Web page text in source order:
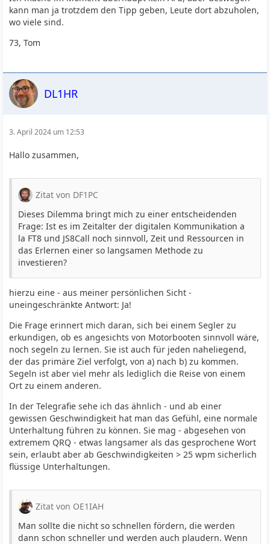
kann man ja trotzdem den Tipp geben, Leute dort abzuholen,
wo viele sind.
73, Tom
DL1HR
3. April 2024 um 12:53
Hallo zusammen,
Zitat von DF1PC
Dieses Dilemma bringt mich zu einer entscheidenden
Frage: Ist es im Zeitalter der digitalen Kommunikation a
la FT8 und JS8Call noch sinnvoll, Zeit und Ressourcen in
das Erlernen einer so langsamen Methode zu
investieren?
hierzu eine - aus meiner persönlichen Sicht -
uneingeschränkte Antwort: Ja!
Die Frage erinnert mich daran, sich bei einem Segler zu
erkundigen, ob es angesichts von Motorbooten sinnvoll wäre,
noch segeln zu lernen. Sie ist auch für jeden naheliegend,
der das primäre Ziel verfolgt, von a) nach b) zu kommen.
Segeln ist aber viel mehr als lediglich die Reise von einem
Ort zu einem anderen.
In der Telegrafie sehe ich das ähnlich - und ab einer
gewissen Geschwindigkeit hat man das Gefühl, eine normale
Unterhaltung führen zu können. Sie mag - abgesehen von
extremem QRQ - etwas langsamer als das gesprochene Wort
sein, erlaubt aber ab Geschwindigkeiten > 25 wpm sicherlich
flüssige Unterhaltungen.
Zitat von OE1IAH
Man sollte die nicht so schnellen fördern, die werden
dann schon schneller und werden auch plaudern. Wenn